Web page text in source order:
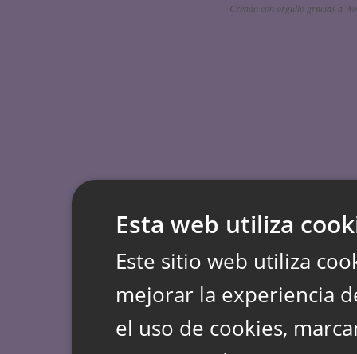
Creado con orgullo gracias a
Esta web utiliza
Este sitio web utiliza
mejorar la experiencia
el uso de cookies,